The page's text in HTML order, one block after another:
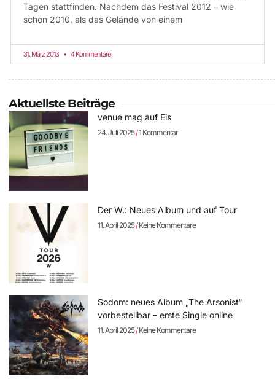
Tagen stattfinden. Nachdem das Festival 2012 – wie
schon 2010, als das Gelände von einem
31. März 2013 4 Kommentare
Aktuellste Beiträge
venue mag auf Eis
24. Juli 2025 1 Kommentar
Der W.: Neues Album und auf Tour
11. April 2025 Keine Kommentare
Sodom: neues Album „The Arsonist“
vorbestellbar – erste Single online
11. April 2025 Keine Kommentare